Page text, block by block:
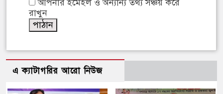
আপনার ইমেইল ও অন্যান্য তথ্য সঞ্চয় করে
রাখুন
এ ক্যাটাগরির আরো নিউজ